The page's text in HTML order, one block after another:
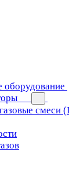
оборудование